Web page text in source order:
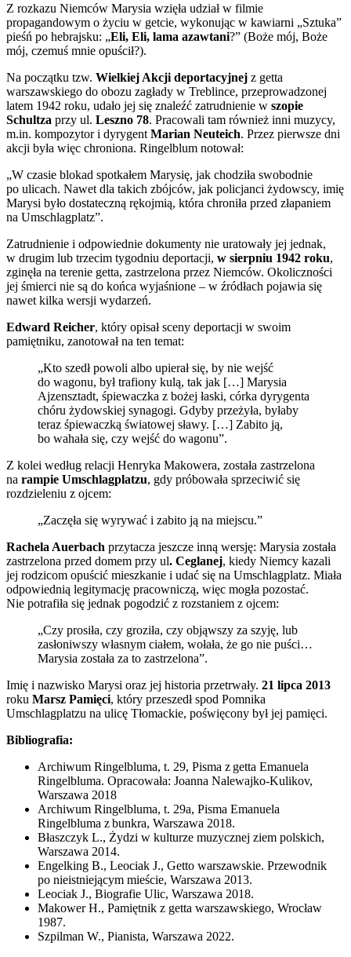
Z rozkazu Niemców Marysia wzięła udział w filmie
propagandowym o życiu w getcie, wykonując w kawiarni „Sztuka”
pieśń po hebrajsku: „Eli, Eli, lama azawtani?” (Boże mój, Boże
mój, czemuś mnie opuścił?).
Na początku tzw. Wielkiej Akcji deportacyjnej z getta
warszawskiego do obozu zagłady w Treblince, przeprowadzonej
latem 1942 roku, udało jej się znaleźć zatrudnienie w szopie
Schultza przy ul. Leszno 78. Pracowali tam również inni muzycy,
m.in. kompozytor i dyrygent Marian Neuteich. Przez pierwsze dni
akcji była więc chroniona. Ringelblum notował:
„W czasie blokad spotkałem Marysię, jak chodziła swobodnie
po ulicach. Nawet dla takich zbójców, jak policjanci żydowscy, imię
Marysi było dostateczną rękojmią, która chroniła przed złapaniem
na Umschlagplatz”.
Zatrudnienie i odpowiednie dokumenty nie uratowały jej jednak,
w drugim lub trzecim tygodniu deportacji, w sierpniu 1942 roku,
zginęła na terenie getta, zastrzelona przez Niemców. Okoliczności
jej śmierci nie są do końca wyjaśnione – w źródłach pojawia się
nawet kilka wersji wydarzeń.
Edward Reicher, który opisał sceny deportacji w swoim
pamiętniku, zanotował na ten temat:
„Kto szedł powoli albo upierał się, by nie wejść
do wagonu, był trafiony kulą, tak jak […] Marysia
Ajzensztadt, śpiewaczka z bożej łaski, córka dyrygenta
chóru żydowskiej synagogi. Gdyby przeżyła, byłaby
teraz śpiewaczką światowej sławy. […] Zabito ją,
bo wahała się, czy wejść do wagonu”.
Z kolei według relacji Henryka Makowera, została zastrzelona
na rampie Umschlagplatzu, gdy próbowała sprzeciwić się
rozdzieleniu z ojcem:
„Zaczęła się wyrywać i zabito ją na miejscu.”
Rachela Auerbach przytacza jeszcze inną wersję: Marysia została
zastrzelona przed domem przy ul. Ceglanej, kiedy Niemcy kazali
jej rodzicom opuścić mieszkanie i udać się na Umschlagplatz. Miała
odpowiednią legitymację pracowniczą, więc mogła pozostać.
Nie potrafiła się jednak pogodzić z rozstaniem z ojcem:
„Czy prosiła, czy groziła, czy objąwszy za szyję, lub
zasłoniwszy własnym ciałem, wołała, że go nie puści…
Marysia została za to zastrzelona”.
Imię i nazwisko Marysi oraz jej historia przetrwały. 21 lipca 2013
roku Marsz Pamięci, który przeszedł spod Pomnika
Umschlagplatzu na ulicę Tłomackie, poświęcony był jej pamięci.
Bibliografia:
Archiwum Ringelbluma, t. 29, Pisma z getta Emanuela
Ringelbluma. Opracowała: Joanna Nalewajko-Kulikov,
Warszawa 2018
Archiwum Ringelbluma, t. 29a, Pisma Emanuela
Ringelbluma z bunkra, Warszawa 2018.
Błaszczyk L., Żydzi w kulturze muzycznej ziem polskich,
Warszawa 2014.
Engelking B., Leociak J., Getto warszawskie. Przewodnik
po nieistniejącym mieście, Warszawa 2013.
Leociak J., Biografie Ulic, Warszawa 2018.
Makower H., Pamiętnik z getta warszawskiego, Wrocław
1987.
Szpilman W., Pianista, Warszawa 2022.